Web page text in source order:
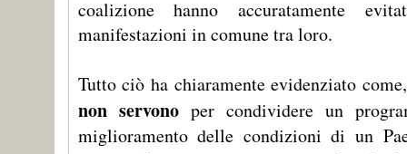
coalizione hanno accuratamente
manifestazioni in comune tra loro.
Tutto ciò ha chiaramente evidenziato
non servonoper condividere un
miglioramento delle condizioni di un